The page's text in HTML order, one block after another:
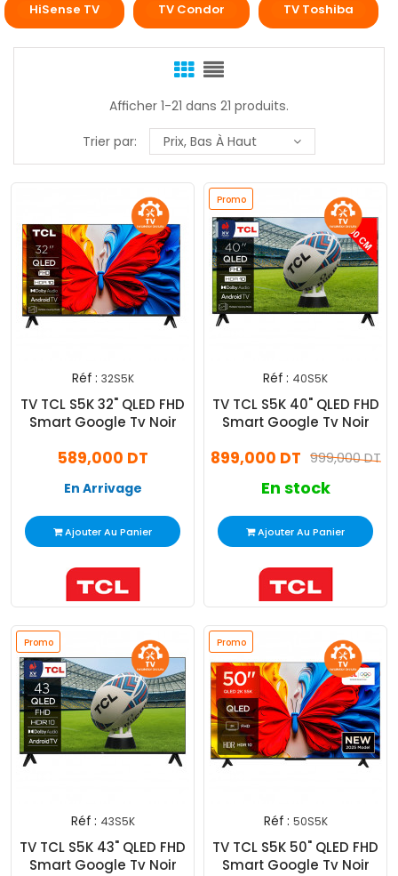
HiSense TV TV Condor TV Toshiba
Afficher 1-21 dans 21 produits.
Trier par:
Prix, Bas À Haut
Réf : 32S5K
TV TCL S5K 32" QLED FHD
Smart Google Tv Noir
589,000 DT
En Arrivage
Ajouter Au Panier
Promo
Réf : 40S5K
TV TCL S5K 40" QLED FHD
Smart Google Tv Noir
999,000 DT
899,000 DT
En stock
Ajouter Au Panier
Promo
Réf : 43S5K
TV TCL S5K 43" QLED FHD
Smart Google Tv Noir
Promo
Réf : 50S5K
TV TCL S5K 50" QLED FHD
Smart Google Tv Noir